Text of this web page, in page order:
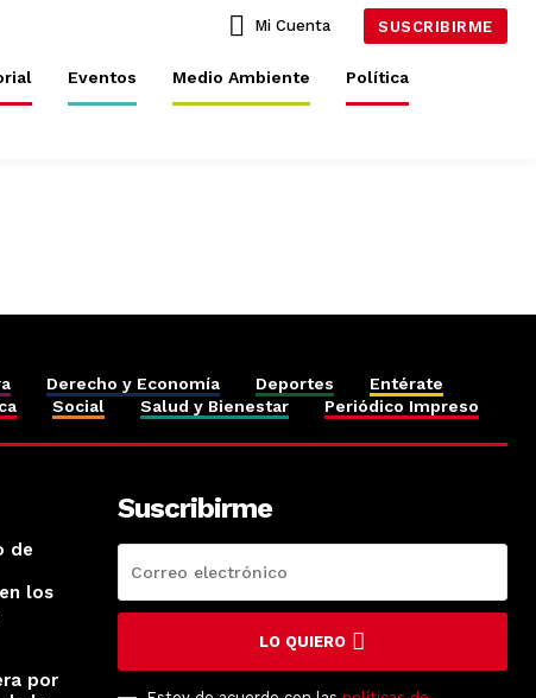
Mi Cuenta SUSCRIBIRME
Eventos Medio Ambiente Política
Derecho y Economía Deportes
Entérate
Social Salud y Bienestar Periódico Impreso
de
los
por
Suscribirme
LO QUIERO